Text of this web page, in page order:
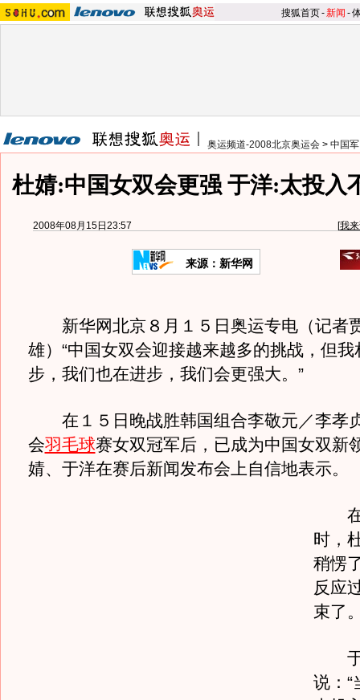
搜狐首页-新闻 -
奥运频道-2008北京奥运会 > 中国
杜婧:中国女双会更强 于洋:太投入
2008年08月15日23:57 [我
来源：新华网
新华网北京８月１５日奥运专电（记者
雄）“中国女双会迎接越来越多的挑战，但
步，我们也在进步，我们会更强大。”
在１５日晚战胜韩国组合李敬元／李孝
会羽毛球赛女双冠军后，已成为中国女双新
婧、于洋在赛后新闻发布会上自信地表示。
在
时，
稍愣
反应
束了
于
说：“